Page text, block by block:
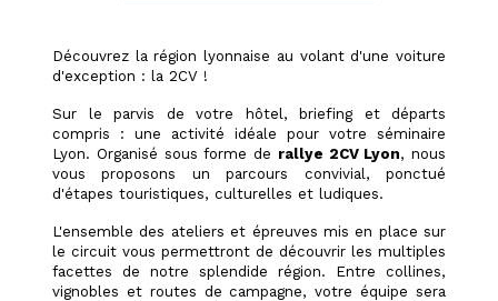
Découvrez la région lyonnaise au volant d'une voiture
d'exception : la 2CV !
Sur le parvis de votre hôtel, briefing et départs
compris : une activité idéale pour votre séminaire
Lyon. Organisé sous forme de rallye 2CV Lyon, nous
vous proposons un parcours convivial, ponctué
d'étapes touristiques, culturelles et ludiques.
L'ensemble des ateliers et épreuves mis en place sur
le circuit vous permettront de découvrir les multiples
facettes de notre splendide région. Entre collines,
vignobles et routes de campagne, votre équipe sera